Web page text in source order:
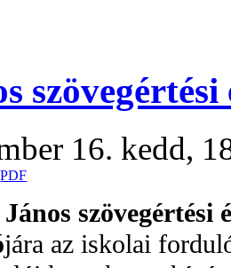
16. kedd,
szövegértési
jára az iskolai